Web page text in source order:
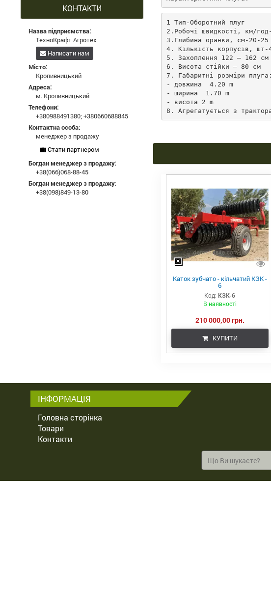
1 Тип-Оборотний плуг
2.Робочі швидкості, км/
3.Глибина оранки, см-20-25
4. Кількість корпусів, шт-
5. Захоплення 122 – 162 см
6. Висота стійки – 80 см
7. Габаритні розміри плуга:
- довжина  4.20 m
- ширина  1.70 m
- висота 2 m
8. Агрегатується з
Каток зубчато - кільчатий КЗК -
6
Код: КЗК-6
В наявності
210 000,00 грн.
КУПИТИ
КОНТАКТИ
Назва підприємства:
ТехноКрафт Агротех
Написати нам
Місто:
Кропивницький
Адреса:
м. Кропивницький
Телефони:
+380988491380;+380660688845
Контактна особа:
менеджер з продажу
Стати партнером
Богдан менеджер з продажу:
+38(066)068-88-45
Богдан менеджер з продажу:
+38(098)849-13-80
ІНФОРМАЦІЯ
Головна сторінка
Товари
Контакти